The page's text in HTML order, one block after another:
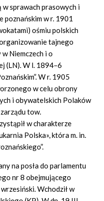
w sprawach prasowych i
poznańskim w r. 1901
ośmiu polskich
tajnego
Niemczech i o
(LN). W l. 1894–6
W r. 1905
w celu obrony
i obywatelskich Polaków
zarządu tow.
w charakterze
Polska», która m. in.
na posła do parlamentu
nr 8 obejmującego
Wchodził w